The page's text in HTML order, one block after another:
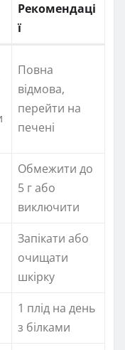
Рекомендаці
ї
Повна
відмова,
перейти на
печені
Обмежити до
5 г або
виключити
Запікати або
очищати
шкірку
1 плід на день
з білками